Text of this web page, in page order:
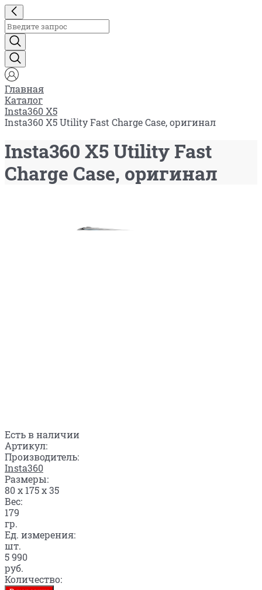
Главная
Каталог
Insta360 X5
Insta360 X5 Utility Fast Charge Case, оригинал
Insta360 X5 Utility Fast
Charge Case, оригинал
Есть в наличии
Артикул:
Производитель:
Insta360
Размеры:
80 x 175 x 35
Вес:
179
гр.
Ед. измерения:
шт.
5 990
руб.
Количество: